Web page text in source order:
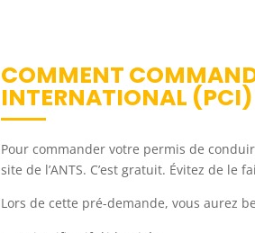
COMMENT
INTERNATIONAL
Pour commander votre permis de
site de l’ANTS. C’est gratuit. Évitez de
Lors de cette pré-demande, vous aurez